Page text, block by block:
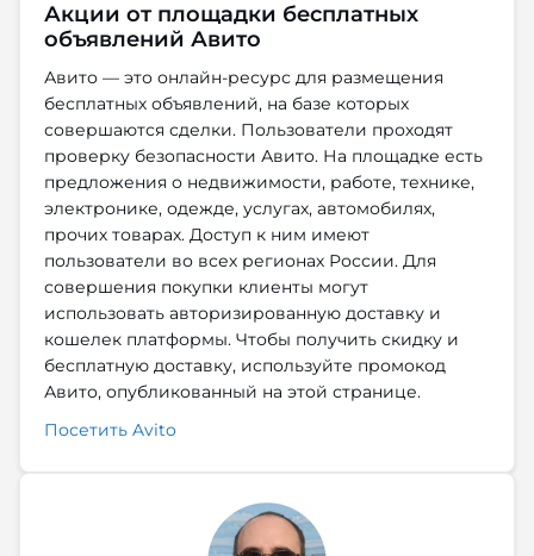
Акции от площадки бесплатных
объявлений Авито
Авито — это онлайн-ресурс для размещения
бесплатных объявлений, на базе которых
совершаются сделки. Пользователи проходят
проверку безопасности Авито. На площадке есть
предложения о недвижимости, работе, технике,
электронике, одежде, услугах, автомобилях,
прочих товарах. Доступ к ним имеют
пользователи во всех регионах России. Для
совершения покупки клиенты могут
использовать авторизированную доставку и
кошелек платформы. Чтобы получить скидку и
бесплатную доставку, используйте промокод
Авито, опубликованный на этой странице.
Посетить Avito